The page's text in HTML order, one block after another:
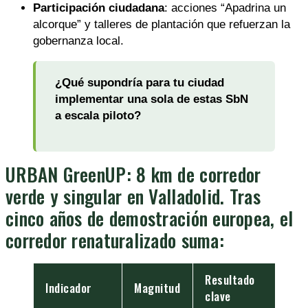
Participación ciudadana: acciones “Apadrina un
alcorque” y talleres de plantación que refuerzan la
gobernanza local.
¿Qué supondría para tu ciudad
implementar una sola de estas SbN
a escala piloto?
URBAN GreenUP: 8 km de corredor
verde y singular en Valladolid. Tras
cinco años de demostración europea, el
corredor renaturalizado suma:
Indicador Magnitud
Resultado
clave